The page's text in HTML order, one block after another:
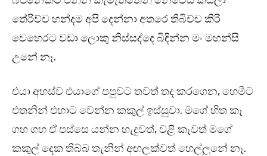
තේරිච්ච හන්දම අපි දෙන්නා අතරෙ තිබිච්ච කිරි
වෙහෙරට වඩා ලොකු නිස්සද්දෙ බිඳින්න මං මහන්සි
උනේ නෑ.
එයා අහස්ව එයාගේ පපුවට තවත් තද කරගෙන, හෙමීට
එතනින් එහාට වෙන්න කකුල් ඉස්සුවා. මගේ හිත කෑ
ගහ ගහ ඒ පස්සෙ යන්න හැදුවත්, වළි කෑවත් මගේ
කකුල් දෙක තිබ්බ තැනින් අඟලක්වත් හෙල්ලුනේ නෑ.